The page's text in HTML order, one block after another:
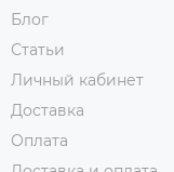
Блог
Статьи
Личный кабинет
Доставка
Оплата